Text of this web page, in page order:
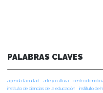
PALABRAS CLAVES
agenda facultad arte y cultura centro de
instituto de ciencias de la educación
instituto de